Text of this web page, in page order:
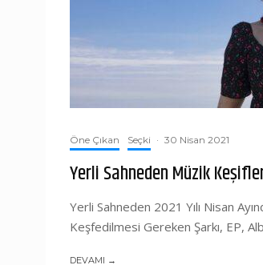
Öne Çıkan Seçki · 30 Nisan 2021
Yerli Sahneden Müzik
Yerli Sahneden 2021 Yılı Nisan
Keşfedilmesi Gereken Şarkı, EP,
DEVAMI →